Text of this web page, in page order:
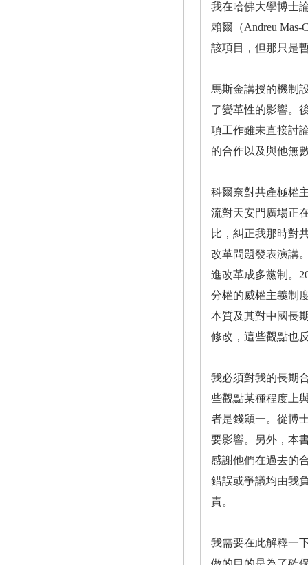
我在哈佛大學博士
賴爾（Andreu
該項目，但那只是
馬斯金講授的機制
了變革性的影響。
項工作雖未直接討
的合作以及與他無
科爾奈對共產極權
流對天安門廣場正
比，糾正我那時對
改革問題發表演講
進改革成多黨制。
分權的威權主義制
本質及其對中國長
修改，這些觀點也
我必須對我的長期
些觀點某種程度上
者是錢穎一。從博
要影響。另外，本
感謝他們在過去的
錯誤或爭議均由我
責。
我需要在此解釋一